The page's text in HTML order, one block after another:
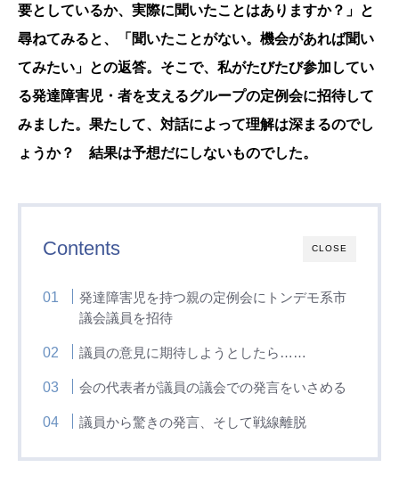
要としているか、実際に聞いたことはありますか？」と
尋ねてみると、「聞いたことがない。機会があれば聞い
てみたい」との返答。そこで、私がたびたび参加してい
る発達障害児・者を支えるグループの定例会に招待して
みました。果たして、対話によって理解は深まるのでし
ょうか？ 結果は予想だにしないものでした。
CLOSE
Contents
発達障害児を持つ親の定例会にトンデモ系市
議会議員を招待
議員の意見に期待しようとしたら……
会の代表者が議員の議会での発言をいさめる
議員から驚きの発言、そして戦線離脱